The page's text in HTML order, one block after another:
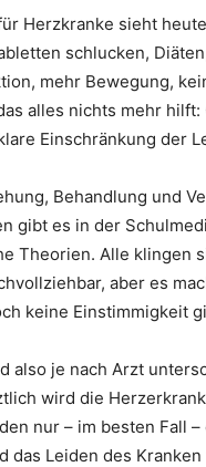
Herzkranke sieht
schlucken,
mehr Bewegung,
alles nichts mehr hilft:
Einschränkung der
Behandlung und
gibt es in der
Theorien. Alle klingen
aber es
keine Einstimmigkeit
also je nach Arzt
wird die
nur – im besten Fall –
das Leiden des